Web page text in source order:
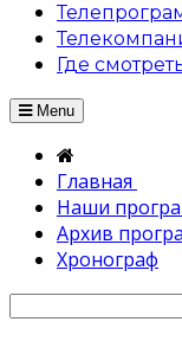
Где
Menu
Главная
Наши
Архив
Хронограф